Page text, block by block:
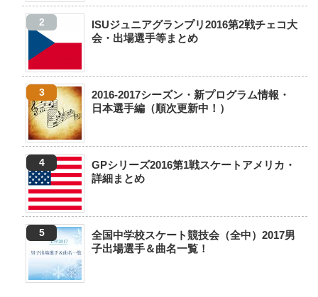
ISUジュニアグランプリ2016第2戦チェコ大
会・出場選手等まとめ
2016-2017シーズン・新プログラム情報・
日本選手編（順次更新中！）
GPシリーズ2016第1戦スケートアメリカ・
詳細まとめ
全国中学校スケート競技会（全中）2017男
子出場選手＆曲名一覧！